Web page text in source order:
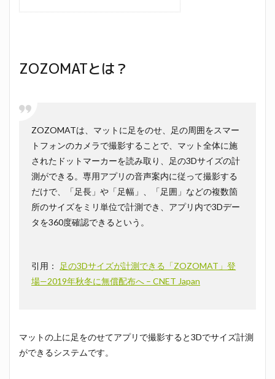
ZOZOMATとは？
ZOZOMATは、マットに足をのせ、足の周囲をスマー
トフォンのカメラで撮影することで、マット全体に施
されたドットマーカーを読み取り、足の3Dサイズの計
測ができる。専用アプリの音声案内に従って撮影する
だけで、「足長」や「足幅」、「足囲」などの複数箇
所のサイズをミリ単位で計測でき、アプリ内で3Dデー
タを360度確認できるという。
引用：
足の3Dサイズが計測できる「ZOZOMAT」登
場—2019年秋冬に無償配布へ – CNET Japan
マットの上に足をのせてアプリで撮影すると3Dでサイズ計測
ができるシステムです。